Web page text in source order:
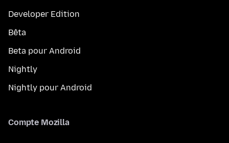
Developer Edition
Bêta
Beta pour Android
Nightly
Nightly pour Android
Compte Mozilla